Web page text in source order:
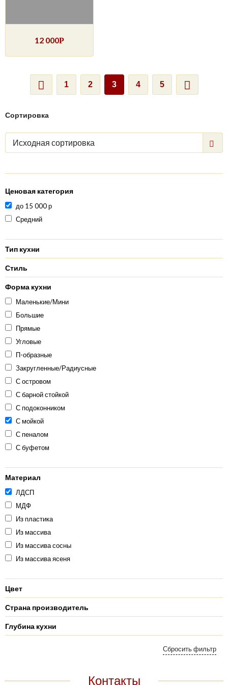
12 000Р
1 2 3 4 5
Сортировка
Исходная сортировка
Ценовая категория
до 15 000 р
Средний
Тип кухни
Стиль
Форма кухни
Маленькие/Мини
Большие
Прямые
Угловые
П-образные
Закругленные/Радиусные
С островом
С барной стойкой
С подоконником
С мойкой
С пеналом
С буфетом
Материал
ЛДСП
МДФ
Из пластика
Из массива
Из массива сосны
Из массива ясеня
Цвет
Страна производитель
Глубина кухни
Контакты